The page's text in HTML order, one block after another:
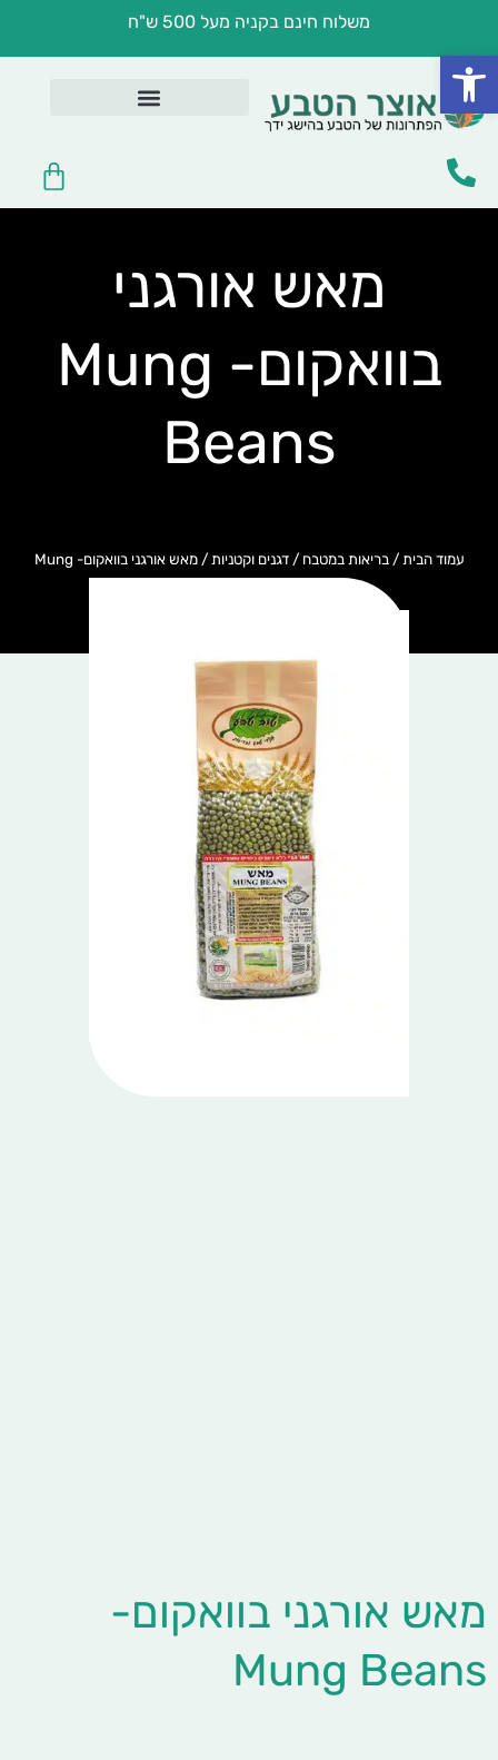
פתח סרגל נגישות
משלוח חינם בקניה מעל 500 ש"ח
עגלת
קניות
מאש אורגני
בוואקום- Mung
Beans
עמוד הבית /בריאות במטבח /דגנים וקטניות
/ מאש אורגני בוואקום- Mung
מאש אורגני בוואקום-
Mung Beans